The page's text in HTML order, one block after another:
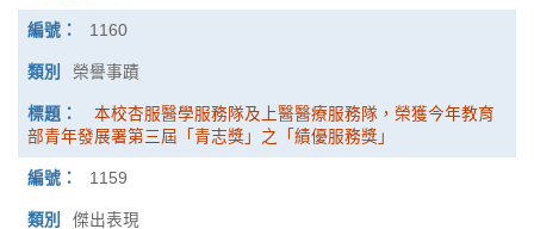
1160
榮譽事蹟
本校杏服醫學服務隊及上醫醫療服務隊，榮獲今年教育
部青年發展署第三屆「青志獎」之「績優服務獎」
1159
傑出表現